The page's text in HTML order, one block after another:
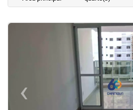
<
‹Previous